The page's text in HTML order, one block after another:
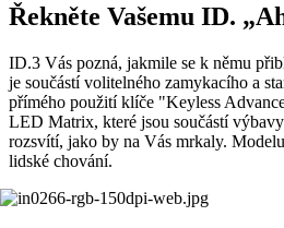
Řekněte Vašemu ID.
ID.3 Vás pozná, jakmile se k němu
je součástí volitelného zamykacího a
přímého použití klíče "Keyless
LED Matrix, které jsou součástí
rozsvítí, jako by na Vás mrkaly.
lidské chování.